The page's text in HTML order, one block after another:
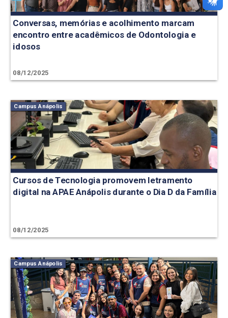
Conversas, memórias e acolhimento marcam
encontro entre acadêmicos de Odontologia e
idosos
08/12/2025
Campus Anápolis
Cursos de Tecnologia promovem letramento
digital na APAE Anápolis durante o Dia D da Família
08/12/2025
Campus Anápolis